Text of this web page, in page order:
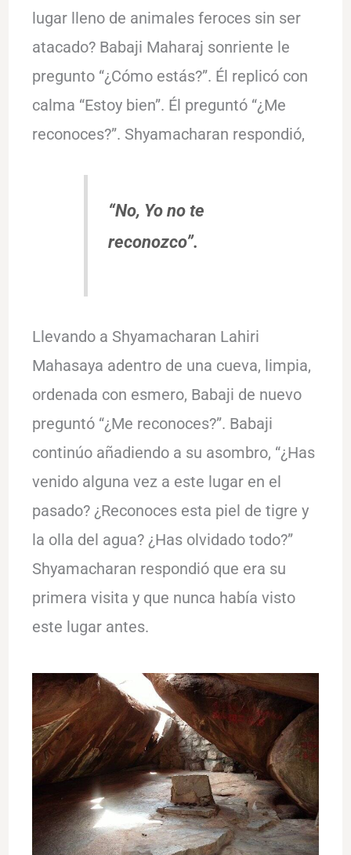
lugar lleno de animales feroces sin ser
atacado? Babaji Maharaj sonriente le
pregunto “¿Cómo estás?”. Él replicó con
calma “Estoy bien”. Él preguntó “¿Me
reconoces?”. Shyamacharan respondió,
“No, Yo no te
reconozco”.
Llevando a Shyamacharan Lahiri
Mahasaya adentro de una cueva, limpia,
ordenada con esmero, Babaji de nuevo
preguntó “¿Me reconoces?”. Babaji
continúo añadiendo a su asombro, “¿Has
venido alguna vez a este lugar en el
pasado? ¿Reconoces esta piel de tigre y
la olla del agua? ¿Has olvidado todo?”
Shyamacharan respondió que era su
primera visita y que nunca había visto
este lugar antes.